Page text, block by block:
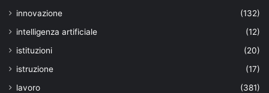
innovazione
(132)
intelligenza artificiale
(12)
istituzioni
(20)
istruzione
(17)
lavoro
(381)